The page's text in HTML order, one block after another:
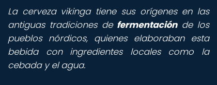
La cerveza vikinga tiene sus orígenes en las
antiguas tradiciones de fermentaciónde los
pueblos nórdicos, quienes elaboraban esta
bebida con ingredientes locales como la
cebada y el agua.